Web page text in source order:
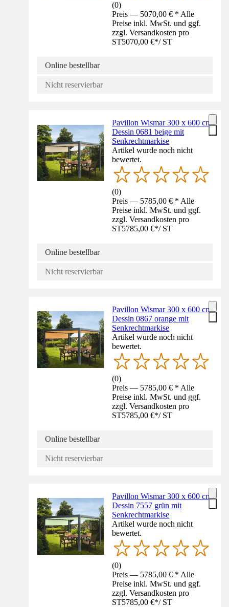
(0)
Preis — 5070,00 € * Alle
Preise inkl. MwSt. und ggf.
zzgl. Versandkosten pro
ST5070,00 €*/ ST
Online bestellbar
Nicht reservierbar
Pavillon Wismar 300 x 600 cm
Dessin 0681 beige mit
Senkrechtmarkise
Artikel wurde noch nicht
bewertet.
(0)
Preis — 5785,00 € * Alle
Preise inkl. MwSt. und ggf.
zzgl. Versandkosten pro
ST5785,00 €*/ ST
Online bestellbar
Nicht reservierbar
Pavillon Wismar 300 x 600 cm
Dessin 0867 orange mit
Senkrechtmarkise
Artikel wurde noch nicht
bewertet.
(0)
Preis — 5785,00 € * Alle
Preise inkl. MwSt. und ggf.
zzgl. Versandkosten pro
ST5785,00 €*/ ST
Online bestellbar
Nicht reservierbar
Pavillon Wismar 300 x 600 cm
Dessin 7557 grün mit
Senkrechtmarkise
Artikel wurde noch nicht
bewertet.
(0)
Preis — 5785,00 € * Alle
Preise inkl. MwSt. und ggf.
zzgl. Versandkosten pro
ST5785,00 €*/ ST